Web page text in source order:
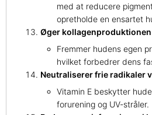
med at reducere
opretholde en ensartet
Øger kollagenproduktionen
Fremmer hudens egen
hvilket forbedrer dens
Neutraliserer frie radikaler
Vitamin E beskytter
forurening og UV-stråler.